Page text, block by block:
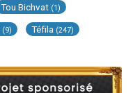
Tou Bichvat (1)
(9) Téfila (247)